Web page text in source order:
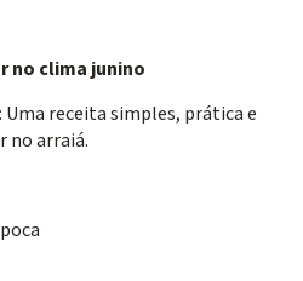
no clima junino
Uma receita simples, prática e
no arraiá.